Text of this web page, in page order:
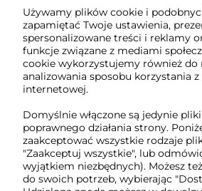
Sklep internetowy
pn-pt: 08:00-16:00
791 063 018
biuro@tukado.pl
O nas
Obsługa klienta
Używamy plików cookie i
zapamiętać Twoje ustawienia,
spersonalizowane treści i reklamy
funkcje związane z mediami
cookie wykorzystujemy również do
analizowania sposobu korzystania
internetowej.
Domyślnie włączone są jedynie
poprawnego działania strony.
zaakceptować wszystkie rodzaje
"Zaakceptuj wszystkie", lub
wyjątkiem niezbędnych). Możesz
do swoich potrzeb, wybierając